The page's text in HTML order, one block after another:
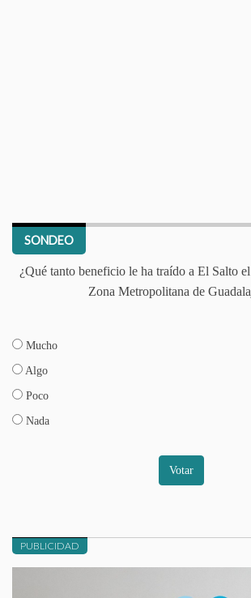
SONDEO
¿Qué tanto beneficio le ha traído a El Salto
Zona Metropolitana de
Mucho
Algo
Poco
Nada
Votar
PUBLICIDAD